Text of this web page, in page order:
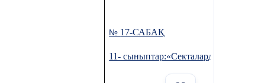
№ 17-САБАҚ
11- сыныптар:«Секталардың